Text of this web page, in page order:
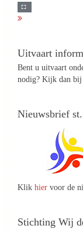
Uitvaart
Bent u uitvaart
nodig? Kijk dan bij
Nieuwsbrief
Klik hier voor de
Stichting Wij